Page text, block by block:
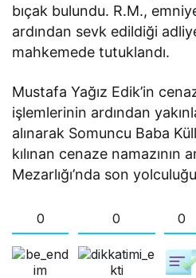
bıçak bulundu. R.M.,
ardından sevk edildiği
mahkemede tutuklandı.
Mustafa Yağız Edik’in
işlemlerinin ardından
alınarak Somuncu Baba
kılınan cenaze namazının
Mezarlığı’nda son
0 0 0